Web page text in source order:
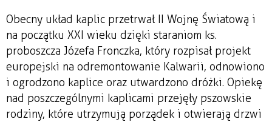
Obecny układ kaplic przetrwał II Wojnę Światową i
na początku XXI wieku dzięki staraniom ks.
proboszcza Józefa Fronczka, który rozpisał projekt
europejski na odremontowanie Kalwarii, odnowiono
i ogrodzono kaplice oraz utwardzono dróżki. Opiekę
nad poszczególnymi kaplicami przejęły pszowskie
rodziny, które utrzymują porządek i otwierają drzwi